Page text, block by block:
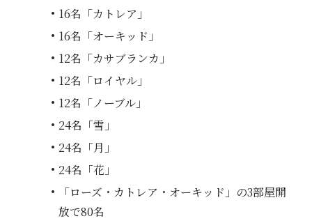
16名「カトレア」
16名「オーキッド」
12名「カサブランカ」
12名「ロイヤル」
12名「ノーブル」
24名「雪」
24名「月」
24名「花」
「ローズ・カトレア・オーキッド」の3部屋開
放で80名